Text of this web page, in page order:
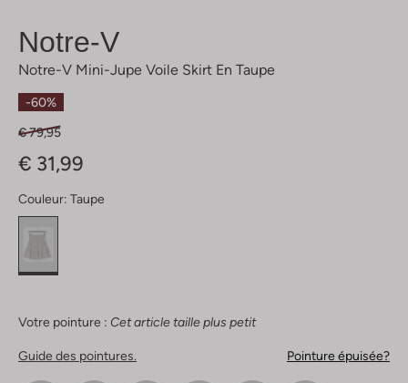
Notre-V
Notre-V Mini-Jupe Voile Skirt En Taupe
-60%
€ 79,95
€ 31,99
Couleur: Taupe
Votre pointure : Cet article taille plus petit
Guide des pointures. Pointure épuisée?